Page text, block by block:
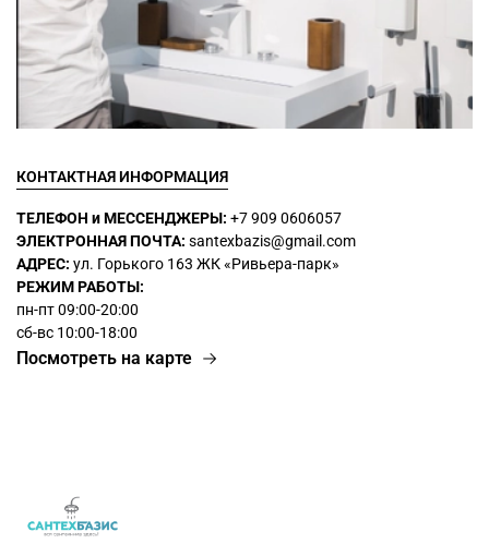
КОНТАКТНАЯ ИНФОРМАЦИЯ
ТЕЛЕФОН и МЕССЕНДЖЕРЫ: +7 909 0606057
ЭЛЕКТРОННАЯ ПОЧТА: santexbazis@gmail.com
АДРЕС: ул. Горького 163 ЖК«Ривьера-парк»
РЕЖИМ РАБОТЫ:
пн-пт 09:00-20:00
сб-вс 10:00-18:00
Посмотреть на карте